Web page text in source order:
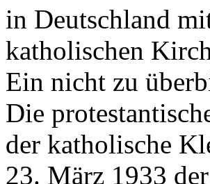
in Deutschland
katholischen
Ein nicht zu
Die
der katholische
23. März 1933